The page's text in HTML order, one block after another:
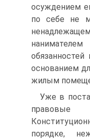
осуждением
по себе не
основанием
жилым
Уже в
порядке,